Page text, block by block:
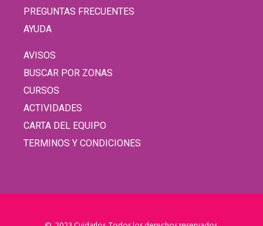
PREGUNTAS FRECUENTES
AYUDA
AVISOS
BUSCAR POR ZONAS
CURSOS
ACTIVIDADES
CARTA DEL EQUIPO
TERMINOS Y CONDICIONES